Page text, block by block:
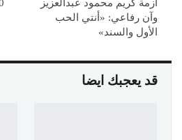
أزمة كريم محمود عبدالعزيز
وآن رفاعي: «أنتي الحب
الأول والسند»
قد يعجبك ايضا